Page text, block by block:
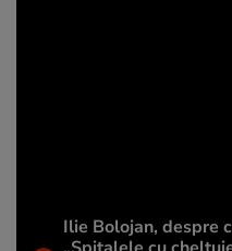
Ilie Bolojan, despre